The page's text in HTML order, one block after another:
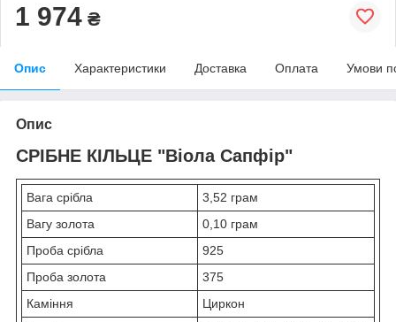
1 974 ₴
Опис Характеристики Доставка Оплата Умови
Опис
СРІБНЕ КІЛЬЦЕ "Віола Сапфір"
Вага срібла
3,52 грам
Вагу золота
0,10 грам
Проба срібла
925
Проба золота
375
Каміння
Циркон